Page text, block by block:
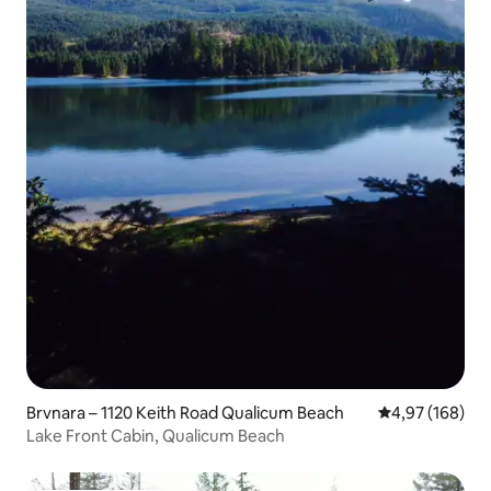
Brvnara – 1120 Keith Road Qualicum Beach Prosječna
4,97 (168)
Lake Front Cabin, Qualicum Beach